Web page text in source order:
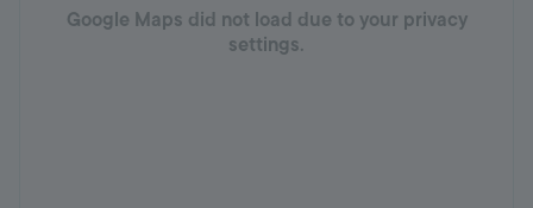
Google Maps did not load due to your privacy
settings.